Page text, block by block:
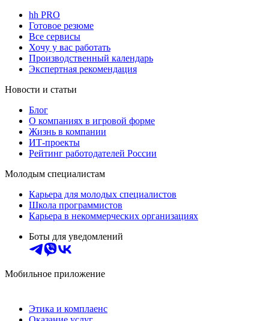
hh PRO
Готовое резюме
Все сервисы
Хочу у вас работать
Производственный календарь
Экспертная рекомендация
Новости и статьи
Блог
О компаниях в игровой форме
Жизнь в компании
ИТ-проекты
Рейтинг работодателей России
Молодым специалистам
Карьера для молодых специалистов
Школа программистов
Карьера в некоммерческих организациях
Боты для уведомлений
Мобильное приложение
Этика и комплаенс